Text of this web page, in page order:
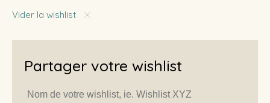
Vider la wishlist
Partager votre wishlist